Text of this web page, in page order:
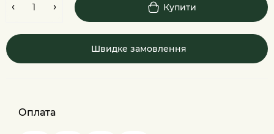
Купити
Швидке замовлення
Оплата